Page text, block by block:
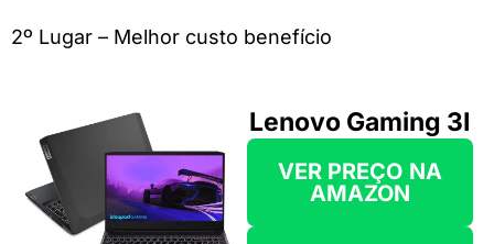
2º Lugar – Melhor custo benefício
Lenovo Gaming 3I
VER PREÇO NA
AMAZON